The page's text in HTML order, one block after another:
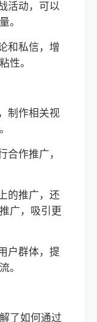
活动，可以
。
和私信，增
性。
制作相关视
合作推广，
的推广，还
广，吸引更
户群体，提
。
了如何通过